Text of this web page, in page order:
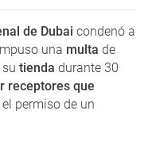
de Dubai condenó a
una multa de
tienda durante 30
receptores que
permiso de un